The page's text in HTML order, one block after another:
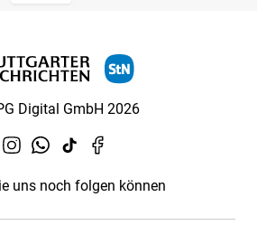
Digital GmbH 2026
uns noch folgen können